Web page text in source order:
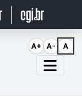
A+ A- A